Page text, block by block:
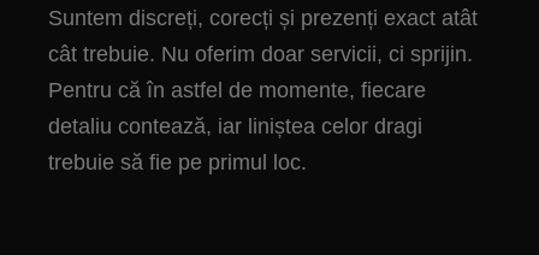
Suntem discreți, corecți și prezenți exact atât
cât trebuie. Nu oferim doar servicii, ci sprijin.
Pentru că în astfel de momente, fiecare
detaliu contează, iar liniștea celor dragi
trebuie să fie pe primul loc.